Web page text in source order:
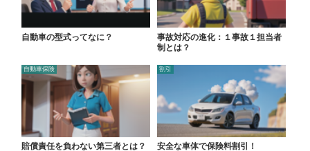
自動車の型式ってなに？
事故対応の進化：１事故１担当者
制とは？
自動車保険
賠償責任を負わない第三者とは？
割引
安全な車体で保険料割引！